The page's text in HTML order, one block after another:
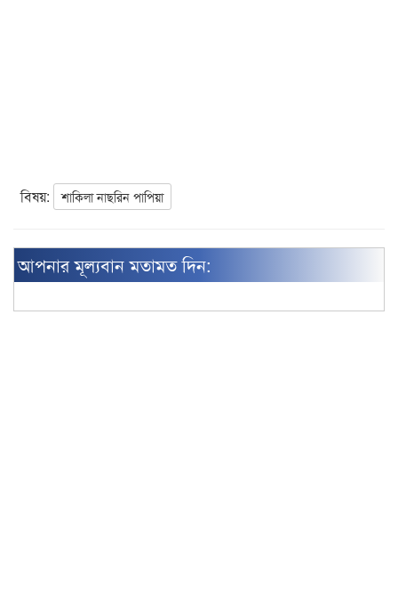
বিষয়: শাকিলা নাছরিন পাপিয়া
আপনার মূল্যবান মতামত দিন: